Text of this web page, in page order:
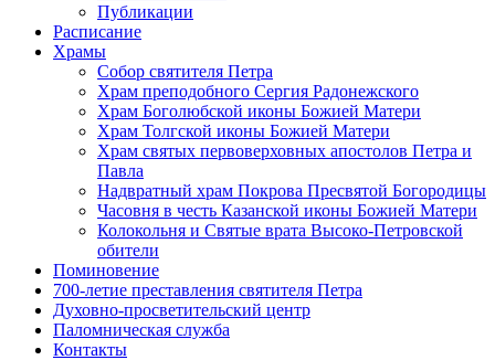
Публикации
Расписание
Храмы
Собор святителя Петра
Храм преподобного Сергия Радонежского
Храм Боголюбской иконы Божией Матери
Храм Толгской иконы Божией Матери
Храм святых первоверховных апостолов Петра и
Павла
Надвратный храм Покрова Пресвятой Богородицы
Часовня в честь Казанской иконы Божией Матери
Колокольня и Святые врата Высоко-Петровской
обители
Поминовение
700-летие преставления святителя Петра
Духовно-просветительский центр
Паломническая служба
Контакты